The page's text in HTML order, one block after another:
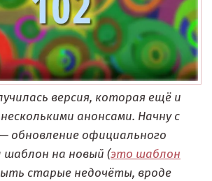
версия, которая ещё и
анонсами. Начну с
обновление официального
шаблон на новый (это шаблон
старые недочёты, вроде